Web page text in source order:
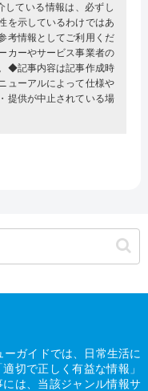
ている情報は、必ずし
を示しているわけではあ
考情報としてご利用くだ
カーやサービス事業者の
◆記事内容は記事作成時
ューアルによって仕様や
提供が中止されている場
ガイドでは、日常生活に
切で正しく有益な情報」
は、当該ジャンル情報サ